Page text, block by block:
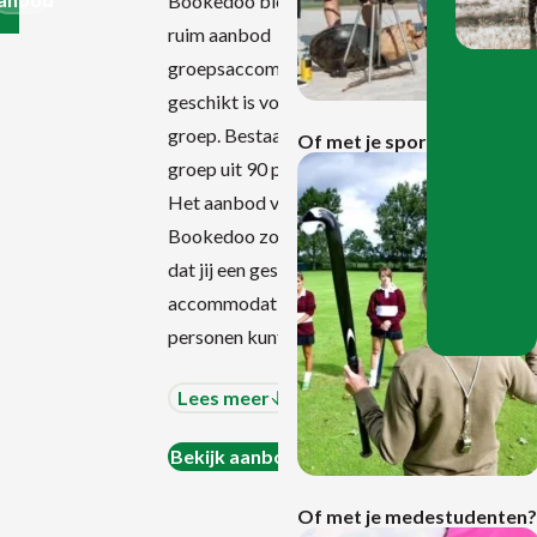
ruim aanbod
groepsaccommodatie die
geschikt is voor elke
groep. Bestaat jouw
groep uit 90 personen?
Het aanbod van
Bookedoo zorgt ervoor
dat jij een geschikte
accommodatie voor 90
personen kunt vinden.
Lees meer
Bekijk aanbod
Of met je sportgroep?
Lees
meer
Of met je medestudenten?
Lees